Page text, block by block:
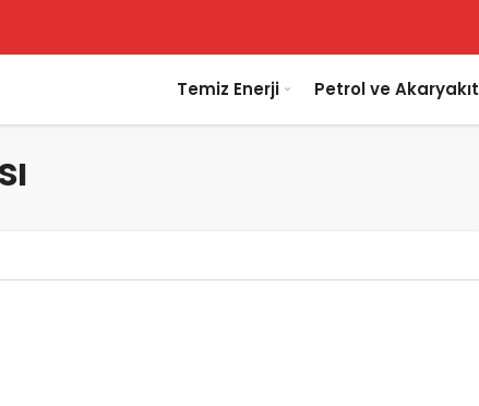
Temiz Enerji Petrol ve Akaryakıt